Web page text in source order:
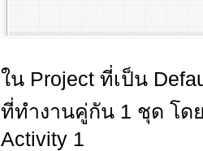
ใน Project ที่เป็น
ที่ทำงานคู่กัน 1 ชุด โด
Activity 1